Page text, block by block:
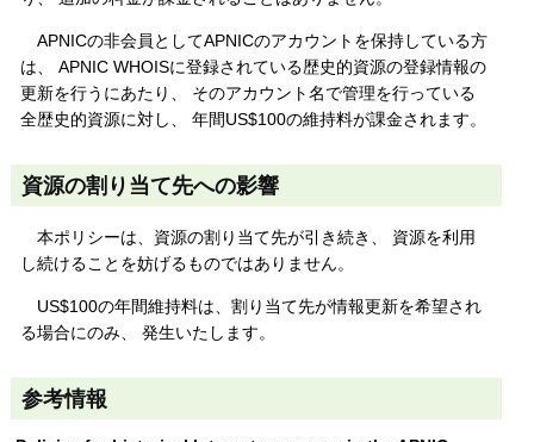
APNICの非会員としてAPNICのアカウントを保持している方
は、 APNIC WHOISに登録されている歴史的資源の登録情報の
更新を行うにあたり、 そのアカウント名で管理を行っている
全歴史的資源に対し、 年間US$100の維持料が課金されます。
資源の割り当て先への影響
本ポリシーは、資源の割り当て先が引き続き、 資源を利用
し続けることを妨げるものではありません。
US$100の年間維持料は、割り当て先が情報更新を希望され
る場合にのみ、 発生いたします。
参考情報